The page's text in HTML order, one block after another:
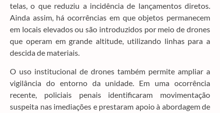
telas, o que reduziu a incidência de lançamentos diretos.
Ainda assim, há ocorrências em que objetos permanecem
em locais elevados ou são introduzidos por meio de drones
que operam em grande altitude, utilizando linhas para a
descida de materiais.
O uso institucional de drones também permite ampliar a
vigilância do entorno da unidade. Em uma ocorrência
recente, policiais penais identificaram movimentação
suspeita nas imediações e prestaram apoio à abordagem de